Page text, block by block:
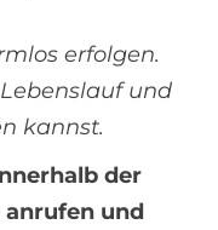
erfolgen.
und
kannst.
der
und